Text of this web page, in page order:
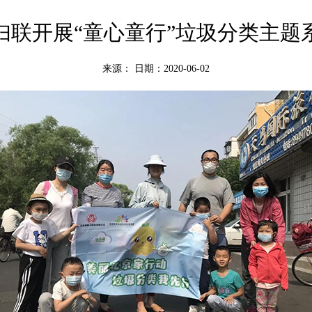
联开展“童心童行”垃圾分类主题
来源： 日期：2020-06-02